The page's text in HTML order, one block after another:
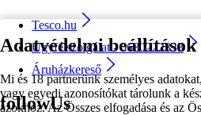
Adatvédelmi beállítások
Mi és 18 partnerünk személyes
vagy egyedi azonosítókat tárolunk a
azokhoz. Az Összes elfogadása és az
Tesco.hu
Ügyfélszolgálat - 0680222333
Áruházkereső
followUs